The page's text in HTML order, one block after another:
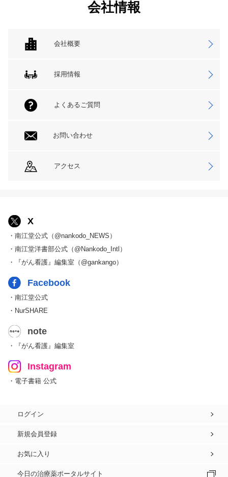
会社情報
会社概要
採用情報
よくあるご質問
お問い合わせ
アクセス
X
・南江堂公式（@nankodo_NEWS）
・南江堂洋書部公式（@Nankodo_Intl）
・『がん看護』編集室（@gankango）
Facebook
・南江堂公式
・NurSHARE
note
・『がん看護』編集室
Instagram
・電子書籍 公式
ログイン
新規会員登録
お気に入り
今日の治療薬ポータルサイト